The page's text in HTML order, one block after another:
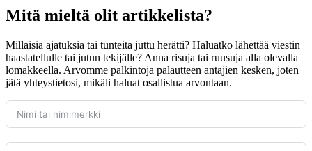
Mitä mieltä olit artikkelista?
Millaisia ajatuksia tai tunteita juttu herätti? Haluatko lähettää viestin
haastatellulle tai jutun tekijälle? Anna risuja tai ruusuja alla olevalla
lomakkeella. Arvomme palkintoja palautteen antajien kesken, joten
jätä yhteystietosi, mikäli haluat osallistua arvontaan.